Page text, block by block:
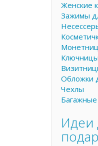
Женские
Зажимы
Ключницы
Обложки
Чехлы
Идеи